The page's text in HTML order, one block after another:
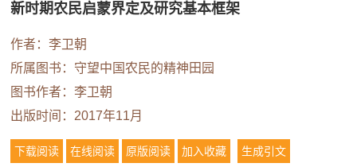
新时期农民启蒙界定及研究基本框架
作者：李卫朝
所属图书： 守望中国农民的精神田园
图书作者：李卫朝
出版时间：2017年11月
下载阅读 在线阅读 原版阅读 加入收藏 生成引文